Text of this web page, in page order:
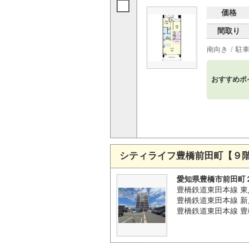
価格
間取り
南向き 駐
おすすめポ
シティライフ豊橋前田町【９階
愛知県豊橋市前田町
豊橋鉄道東田本線
豊橋鉄道東田本線
豊橋鉄道東田本線